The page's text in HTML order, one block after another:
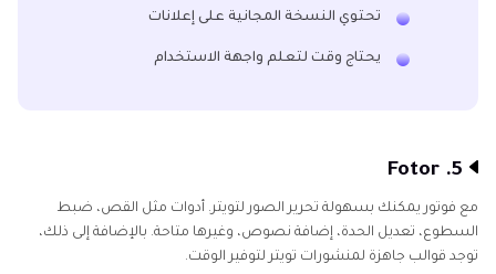
تحتوي النسخة المجانية على إعلانات
يحتاج وقت لتعلم واجهة الاستخدام
5. Fotor
مع فوتور يمكنك بسهولة تحرير الصور لتويتر. أدوات مثل القص، ضبط
السطوع، تعديل الحدة، إضافة نصوص، وغيرها متاحة. بالإضافة إلى ذلك،
توجد قوالب جاهزة لمنشورات تويتر لتوفير الوقت.